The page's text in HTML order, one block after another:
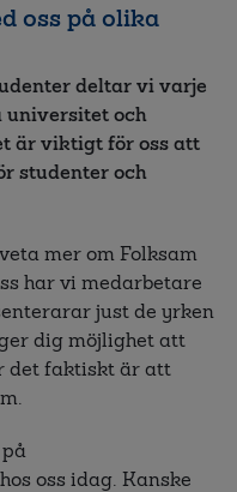
oss på olika
deltar vi varje
universitet och
är viktigt för oss att
studenter och
mer om Folksam
har vi medarbetare
just de yrken
dig möjlighet att
det faktiskt är att
oss idag. Kanske